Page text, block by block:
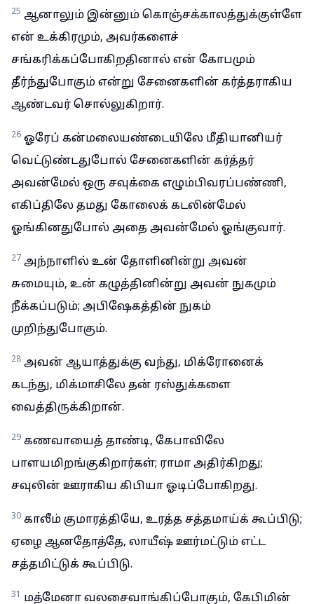
25 ஆனாலும் இன்னும் கொஞ்சக்காலத்துக்குள்ளே
என் உக்கிரமும், அவர்களைச்
சங்கரிக்கப்போகிறதினால் என் கோபமும்
தீர்ந்துபோகும் என்று சேனைகளின் கர்த்தராகிய
ஆண்டவர் சொல்லுகிறார்.
26 ஓரேப் கன்மலையண்டையிலே மீதியானியர்
வெட்டுண்டதுபோல் சேனைகளின் கர்த்தர்
அவன்மேல் ஒரு சவுக்கை எழும்பிவரப்பண்ணி,
எகிப்திலே தமது கோலைக் கடலின்மேல்
ஓங்கினதுபோல் அதை அவன்மேல் ஓங்குவார்.
27 அந்நாளில் உன் தோளினின்று அவன்
சுமையும், உன் கழுத்தினின்று அவன் நுகமும்
நீக்கப்படும்; அபிஷேகத்தின் நுகம்
முறிந்துபோகும்.
28 அவன் ஆயாத்துக்கு வந்து, மிக்ரோனைக்
கடந்து, மிக்மாசிலே தன் ரஸ்துக்களை
வைத்திருக்கிறான்.
29 கணவாயைத் தாண்டி, கேபாவிலே
பாளயமிறங்குகிறார்கள்; ராமா அதிர்கிறது;
சவுலின் ஊராகிய கிபியா ஓடிப்போகிறது.
30 காலீம் குமாரத்தியே, உரத்த சத்தமாய்க் கூப்பிடு;
ஏழை ஆனதோத்தே, லாயீஷ் ஊர்மட்டும் எட்ட
சத்தமிட்டுக் கூப்பிடு.
31 மத்மேனா வலசைவாங்கிப்போகும், கேபிமின்